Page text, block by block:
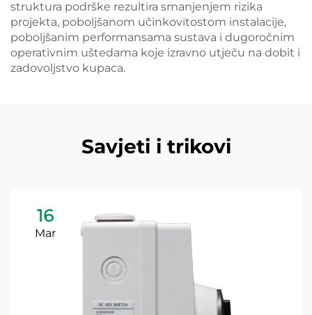
struktura podrške rezultira smanjenjem rizika
projekta, poboljšanom učinkovitostom instalacije,
poboljšanim performansama sustava i dugoročnim
operativnim uštedama koje izravno utječu na dobit i
zadovoljstvo kupaca.
Savjeti i trikovi
16
Mar